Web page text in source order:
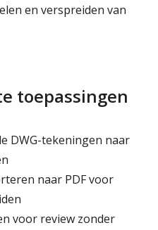
en verspreiden van
toepassingen
DWG-tekeningen naar
naar PDF voor
voor review zonder